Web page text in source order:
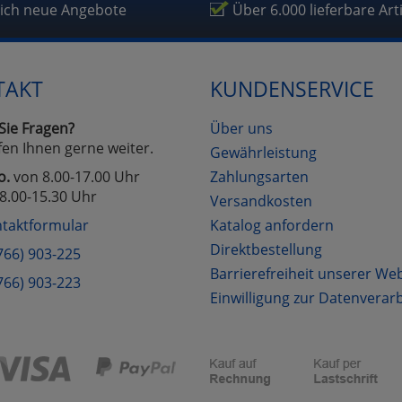
neue Angebote Über 6.000 lieferbare
Fragen?
Ihnen gerne weiter.
von 8.00-17.00 Uhr
15.30 Uhr
903-225
903-223
KUNDENSERVICE
Über uns
Gewährleistung
Zahlungsarten
Versandkosten
Katalog anfordern
Direktbestellung
Barrierefreiheit unserer
Einwilligung zur